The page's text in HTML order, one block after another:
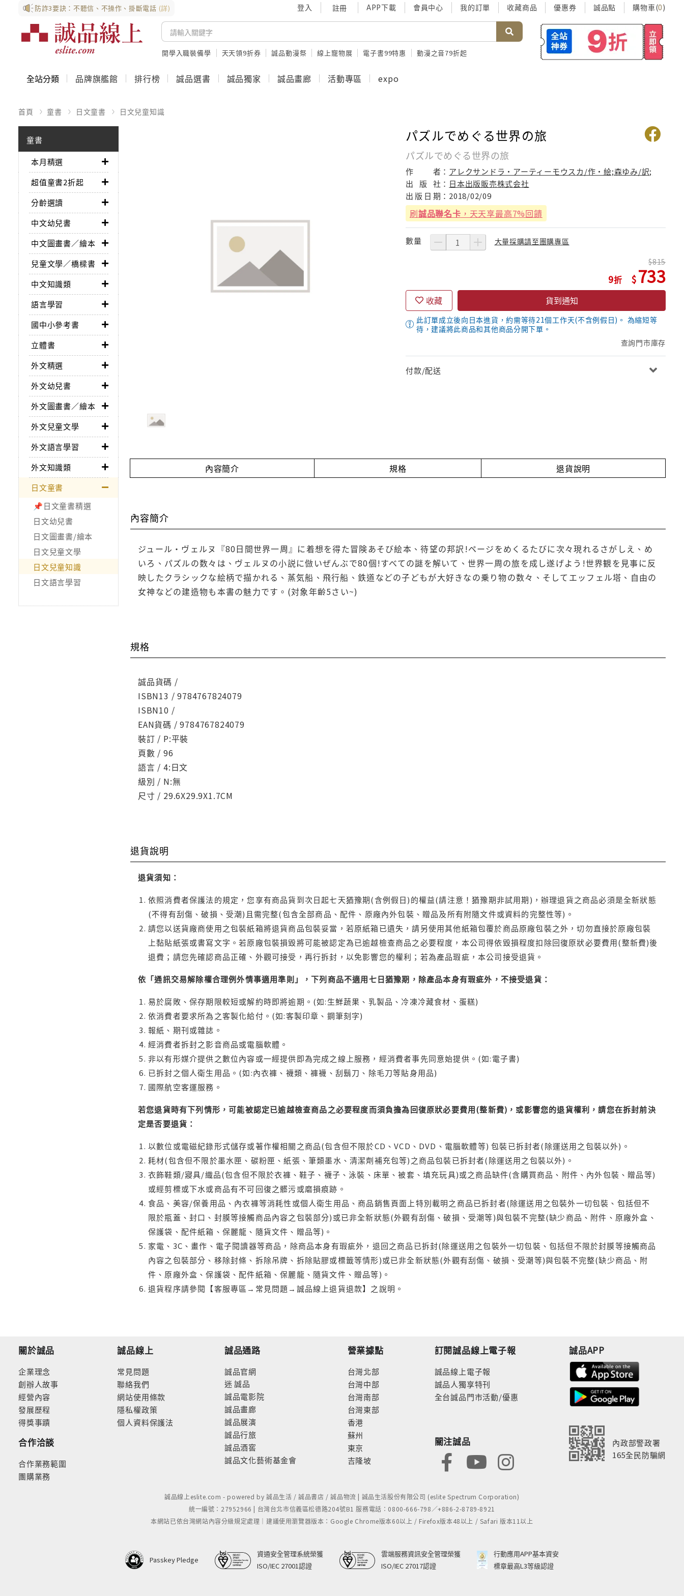
防詐3要訣：不聽信、不操作、掛斷電話 (詳) 登入 註冊 APP下載 會員中心 我的訂單 收藏商品 優惠券 誠品點 購物車(0)
開學入職裝備學 天天領9折券 誠品動漫祭 線上寵物展 電子書99特惠 動漫之音79折起
全站分類 品牌旗艦館 排行榜 誠品選書 誠品獨家 誠品畫廊 活動專區 expo
首頁 童書 日文童書 日文兒童知識
童書
本月精選
超值童書2折起
分齡選讀
中文幼兒書
中文圖畫書／繪本
兒童文學／橋樑書
中文知識類
語言學習
國中小參考書
立體書
外文精選
外文幼兒書
外文圖畫書／繪本
外文兒童文學
外文語言學習
外文知識類
日文童書
📌日文童書精選
日文幼兒書
日文圖畫書/繪本
日文兒童文學
日文兒童知識
日文語言學習
パズルでめぐる世界の旅
パズルでめぐる世界の旅
作 者： アレクサンドラ・アーティーモウスカ/作・絵;森ゆみ/訳;
出
版 社： 日本出版販売株式会社
出 版 日 期： 2018/02/09
刷誠品聯名卡 ，天天享最高7%回饋
數量 大量採購請至團購專區
9
815
733
收藏 貨到通知
此訂單成立後向日本進貨，約需等待21個工作天(不含例假日)。 為縮短等
待，建議將此商品和其他商品分開下單。
查詢門市庫存
付款/配送
內容簡介 規格 退貨說明
內容簡介
ジュール・ヴェルヌ『80日間世界一周』に着想を得た冒険あそび絵本、待望の邦訳!ページをめくるたびに次々現れるさがしえ、め
いろ、パズルの数々は、ヴェルヌの小説に倣いぜんぶで80個!すべての謎を解いて、世界一周の旅を成し遂げよう!世界観を見事に反
映したクラシックな絵柄で描かれる、蒸気船、飛行船、鉄道などの子どもが大好きなの乗り物の数々、そしてエッフェル塔、自由の
女神などの建造物も本書の魅力です。(対象年齢5さい~)
規格
誠品貨碼 /
ISBN13 / 9784767824079
ISBN10 /
EAN貨碼 / 9784767824079
裝訂 / P:平裝
頁數 / 96
語言 / 4:日文
級別 / N:無
尺寸 / 29.6X29.9X1.7CM
退貨說明
退貨須知：
依照消費者保護法的規定，您享有商品貨到次日起七天猶豫期(含例假日)的權益(請注意！猶豫期非試用期)，辦理退貨之商品必須是全新狀態
(不得有刮傷、破損、受潮)且需完整(包含全部商品、配件、原廠內外包裝、贈品及所有附隨文件或資料的完整性等)。
請您以送貨廠商使用之包裝紙箱將退貨商品包裝妥當，若原紙箱已遺失，請另使用其他紙箱包覆於商品原廠包裝之外，切勿直接於原廠包裝
上黏貼紙張或書寫文字。若原廠包裝損毀將可能被認定為已逾越檢查商品之必要程度，本公司得依毀損程度扣除回復原狀必要費用(整新費)後
退費；請您先確認商品正確、外觀可接受，再行拆封，以免影響您的權利；若為產品瑕疵，本公司接受退貨。
依「通訊交易解除權合理例外情事適用準則」，下列商品不適用七日猶豫期，除產品本身有瑕疵外，不接受退貨：
易於腐敗、保存期限較短或解約時即將逾期。(如:生鮮蔬果、乳製品、冷凍冷藏食材、蛋糕)
依消費者要求所為之客製化給付。(如:客製印章、鋼筆刻字)
報紙、期刊或雜誌。
經消費者拆封之影音商品或電腦軟體。
非以有形媒介提供之數位內容或一經提供即為完成之線上服務，經消費者事先同意始提供。(如:電子書)
已拆封之個人衛生用品。(如:內衣褲、襪類、褲襪、刮鬍刀、除毛刀等貼身用品)
國際航空客運服務。
若您退貨時有下列情形，可能被認定已逾越檢查商品之必要程度而須負擔為回復原狀必要費用(整新費)，或影響您的退貨權利，請您在拆封前決
定是否要退貨：
以數位或電磁紀錄形式儲存或著作權相關之商品(包含但不限於CD、VCD、DVD、電腦軟體等) 包裝已拆封者(除運送用之包裝以外)。
耗材(包含但不限於墨水匣、碳粉匣、紙張、筆類墨水、清潔劑補充包等)之商品包裝已拆封者(除運送用之包裝以外)。
衣飾鞋類/寢具/織品(包含但不限於衣褲、鞋子、襪子、泳裝、床單、被套、填充玩具)或之商品缺件(含購買商品、附件、內外包裝、贈品等)
或經剪標或下水或商品有不可回復之髒污或磨損痕跡。
食品、美容/保養用品、內衣褲等消耗性或個人衛生用品、商品銷售頁面上特別載明之商品已拆封者(除運送用之包裝外一切包裝、包括但不
限於瓶蓋、封口、封膜等接觸商品內容之包裝部分)或已非全新狀態(外觀有刮傷、破損、受潮等)與包裝不完整(缺少商品、附件、原廠外盒、
保護袋、配件紙箱、保麗龍、隨貨文件、贈品等)。
家電、3C、畫作、電子閱讀器等商品，除商品本身有瑕疵外，退回之商品已拆封(除運送用之包裝外一切包裝、包括但不限於封膜等接觸商品
內容之包裝部分、移除封條、拆除吊牌、拆除貼膠或標籤等情形)或已非全新狀態(外觀有刮傷、破損、受潮等)與包裝不完整(缺少商品、附
件、原廠外盒、保護袋、配件紙箱、保麗龍、隨貨文件、贈品等)。
退貨程序請參閱【客服專區→常見問題→誠品線上退貨退款】之說明。
關於誠品
企業理念
創辦人故事
經營內容
發展歷程
得獎事蹟
合作洽談
合作業務範圍
團購業務
誠品線上
常見問題
聯絡我們
網站使用條款
隱私權政策
個人資料保護法
誠品通路
誠品官網
迷 誠品
誠品電影院
誠品畫廊
誠品展演
誠品行旅
誠品酒窖
誠品文化藝術基金會
營業據點
台灣北部
台灣中部
台灣南部
台灣東部
香港
蘇州
東京
吉隆坡
訂閱誠品線上電子報
誠品線上電子報
誠品人獨享特刊
全台誠品門市活動/優惠
關注誠品
誠品APP
內政部警政署
165全民防騙網
誠品線上eslite.com - powered by 誠品生活 / 誠品書店 / 誠品物流 | 誠品生活股份有限公司 (eslite Spectrum Corporation)
統一編號：27952966 | 台灣台北市信義區松德路204號B1 服務電話：0800-666-798／+886-2-8789-8921
本網站已依台灣網站內容分級規定處理｜建議使用瀏覽器版本：Google Chrome版本60以上 / Firefox版本48以上 / Safari 版本11以上
Passkey Pledge
資通安全管理系統榮獲
ISO/IEC 27001認證
雲端服務資訊安全管理榮獲
ISO/IEC 27017認證
行動應用APP基本資安
標章最高L3等級認證